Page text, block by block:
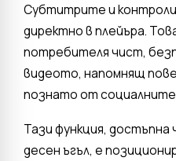
Субтитрите и
директно в плейъра.
потребителя чист,
видеото, напомнящ
познато от
Тази функция,
десен ъгъл, е